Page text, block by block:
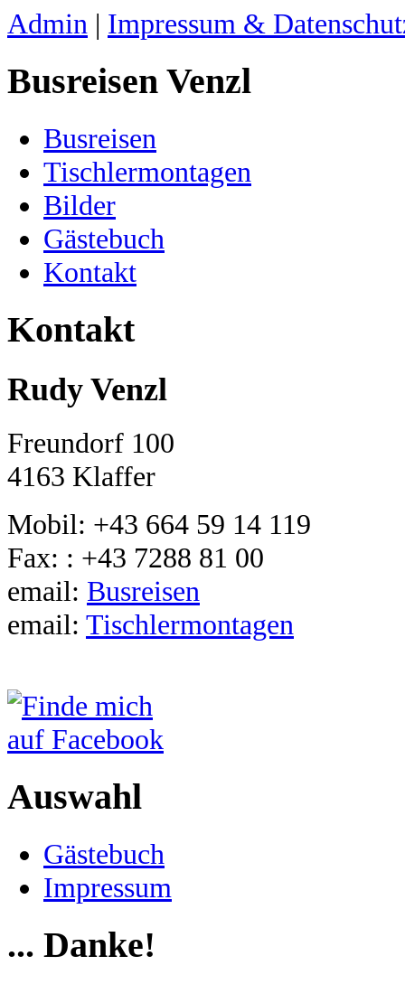
Admin | Impressum &
Busreisen Venzl
Busreisen
Tischlermontagen
Bilder
Gästebuch
Kontakt
Kontakt
Rudy Venzl
Freundorf 100
4163 Klaffer
Mobil: +43 664 59 14 119
Fax: : +43 7288 81 00
email: Busreisen
email: Tischlermontagen
Auswahl
Gästebuch
Impressum
... Danke!